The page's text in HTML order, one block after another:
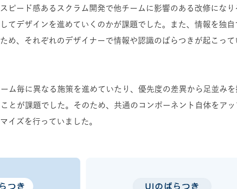
ピード感あるスクラム開発で他チームに影響のある改修になり
てデザインを進めていくのかが課題でした。また、情報を独自
め、それぞれのデザイナーで情報や認識のばらつきが起こって
ム毎に異なる施策を進めていたり、優先度の差異から足並みを
とが課題でした。そのため、共通のコンポーネント自体をアッ
イズを行っていました。